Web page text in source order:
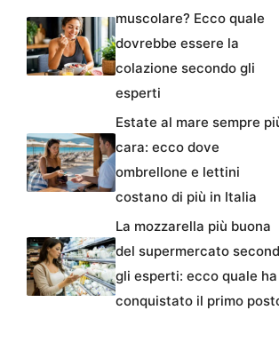
muscolare? Ecco quale
dovrebbe essere la
colazione secondo gli
esperti
Estate al mare sempre
cara: ecco dove
ombrellone e lettini
costano di più in Italia
La mozzarella più buona
del supermercato
gli esperti: ecco quale ha
conquistato il primo